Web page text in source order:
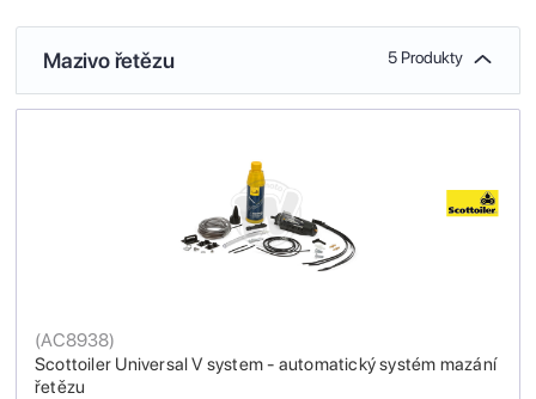
Mazivo řetězu 5 Produkty
Scottoiler Universal V system - automatický systém mazání
řetězu
(AC8938)